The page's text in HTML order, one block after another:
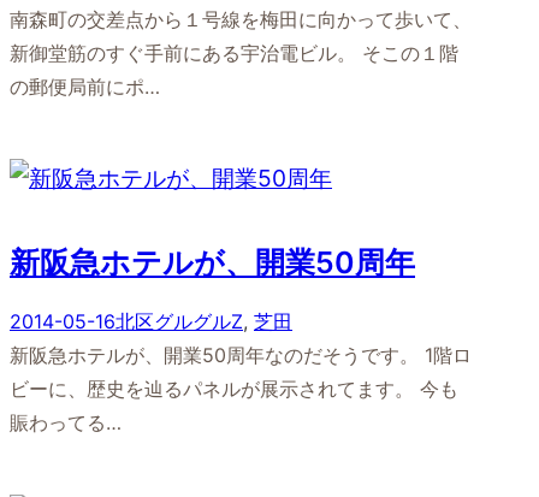
南森町の交差点から１号線を梅田に向かって歩いて、
新御堂筋のすぐ手前にある宇治電ビル。 そこの１階
の郵便局前にポ…
新阪急ホテルが、開業50周年
2014-05-16北区グルグルZ, 芝田
新阪急ホテルが、開業50周年なのだそうです。 1階ロ
ビーに、歴史を辿るパネルが展示されてます。 今も
賑わってる…